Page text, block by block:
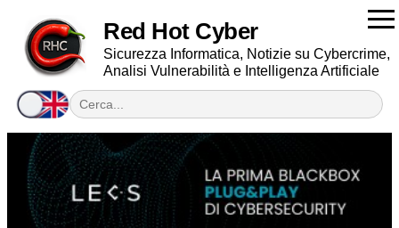
Red Hot Cyber
Sicurezza Informatica, Notizie su Cybercrime,
Analisi Vulnerabilità e Intelligenza Artificiale